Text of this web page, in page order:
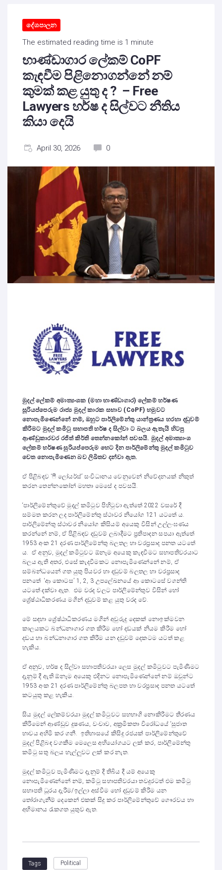
දේශපාලන
The estimated reading time is 1 minute
භාණ්ඩාගාර ලේකම් CoPF
කැඳවීම පිළිනොගන්නේ නම්
කුමක් කළ යුතු ද ? – Free
Lawyers හර්ෂ ද සිල්වට නීතිය
කියා දෙයි
April 30, 2026 0
මුදල් ලේකම් අමාත්‍යංශක (මහා භාණ්ඩාගාර) ලේකම් හර්ෂණ
සූරියප්පෙරුම රාජ්‍ය මුදල් කාරක සභාව (CoPF) හමුවට
නොපැමිණෙන්නේ නම්, ඔහුට පාර්ලිමේන්තු යාන්ත්‍රණය හරහා දඬුවම්
කිරීමට මුදල් කමිටු සභාපති හර්ෂ ද සිල්වා ට බලය ඇතැයි හිටපු
ආණ්ඩුකාරවර රජිත් කිර්ති තෙන්නකෝන් පවසයි. මුදල් අමාත්‍යාංශ
ලේකම් හර්ෂණ සුරියප්පෙරුම හෙට දින පාර්ලිමේන්තු මුදල් කමිටුව
වෙත නොපැමිණෙන බව ලිඛිතව දන්වා ඇත.
ඒ පිළිබඳව ‘ෆී ලෝයර්ස්’ සංවිධානය වෙනුවෙන් නිවේදනයක් නිකුත්
කරන තෙන්නකෝන් මහතා මෙසේ ද පවසයි.
‘පාර්ලිමේන්තුවේ මුදල් කමිටුව පිහිටුවා ඇත්තේ 2022 වසරේ දී
සම්මත කරන ලද පාර්ලිමේන්තු ස්ථාවර නියෝග 121 යටතේ ය.
පාර්ලිමේන්තු ස්ථාවර නියෝග කිසියම් අයෙකු විසින් උල්ලංඝණය
කරන්නේ නම්, ඒ පිළිබඳව දඩුවම් ලබාදීමට ප්‍රතිපාදන සපයා ඇත්තේ
1953 අංක 21 දරණ පාර්ලිමේන්තු බලතල හා වරප්‍රසාද පනත යටතේ
ය. ඒ අනුව, මුදල් කමිටුවට ඕනෑම අයෙකු කැඳවීමට සභාපතිවරයාට
බලය ඇති අතර, එසේ කැදවීමකට නොපැමිණෙන්නේ නම්, ඒ
සම්බන්ධයෙන් ගත යුතු පියවර හා දඩුවම් බලතල හා වරප්‍රසාද
පනතේ ‘ආ කොටස’ 1, 2, 3 උපලේඛනයේ ආ කොටසේ වගන්ති
යටතේ දක්වා ඇත. එම වරද වලට පාර්ලිමේන්තුව විසින් හෝ
‍ශ්‍රේෂ්ඨාධිකරණය මගින් දඩුවම් කළ යුතු වරද වේ.
මේ සඳහා ශ්‍රේෂ්ඨාධිකරණය මගින් අවුරුදු දෙකක් නොඉක්මවන
කාලයකට බන්ධනාගාර ගත කිරීම හෝ දඩයක් නියම කිරීම හෝ
දඩය හා බන්ධනාගාර ගත කිරීම යන දඩුවම් දෙකටම යටත් කළ
හැකිය.
ඒ අනුව, හර්ෂ ද සිල්වා සභාපතිවරයා ලෙස මුදල් කමිටුවට පැමිණීමට
දැනුම් දී ඇති ඕනෑම අයෙකු එදිනට නොපැමිණෙන්නේ නම් ඔවුන්ට
1953 අංක 21 දරණ පාර්ලිමේන්තු බලපත හා වරප්‍රසාද පනත යටතේ
කටයුතු කළ හැකිය.
සිය මුදල් ලේකම්වරයා මුදල් කමිටුවට සහභාගි නොකිරීමට තීරණය
කිරීමෙන් ආණ්ඩුව දුෂණය, වංචාව, අක්‍රමිකතා විරෝධයේ ‘සුජාත
භාවය අහිමි කර ගනී. ඉතිහාසයේ කිසිදු රජයක් පාර්ලිමේන්තුවේ
මුදල් පිළිබඳ වගකීම මෙලෙස අභියෝගයට ලක් කර, පාර්ලිමේන්තු
කමිටු සතු බලය හෑල්ලුවට ලක් කර නැත.
මුදල් කමිටුව පැමිණීමට දැනුම් දී තිබිය දී යම් අයෙකු
නොපැමිණෙන්නේ නම්, කමිටු සභාපතිවරයා තවදුරටත් එම කමිටු
සභාපති ධූරය දැරීම/ඉල්ලා අස්වීම හෝ දඩුවම් කිරීම යන
තෝරාගැනීම් දෙකෙන් එකක් සිදු කර පාර්ලිමේන්තුවේ ගෞරවය හා
අභිමානය රැකගත යුතුව ඇත.
Tags Political